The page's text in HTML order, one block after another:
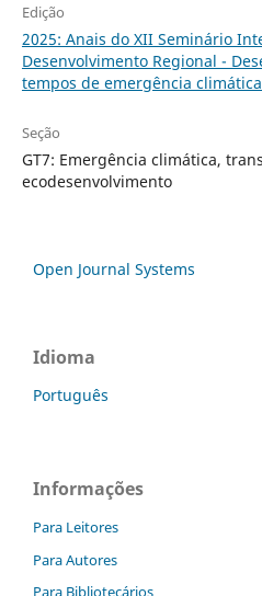
Edição
2025: Anais do XII Seminário
Desenvolvimento Regional -
tempos de emergência
Seção
GT7: Emergência climática,
ecodesenvolvimento
Open Journal Systems
Idioma
Português
Informações
Para Leitores
Para Autores